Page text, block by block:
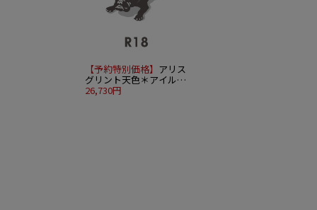
【予約特別価格】 アリス
グリント天色＊アイルノ
ーツ 1/7 シャーリィ・ウ
26,730円